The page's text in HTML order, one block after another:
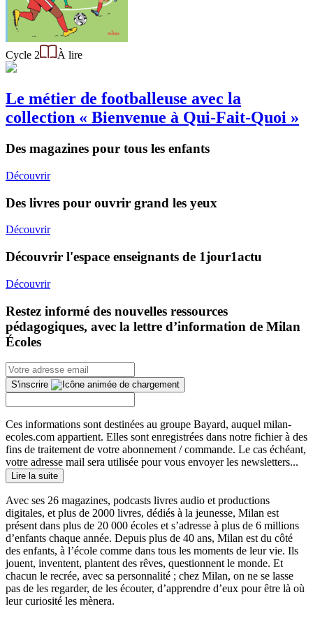
Cycle 2 À lire
Le métier de footballeuse avec la
collection « Bienvenue à Qui-Fait-Quoi »
Des magazines pour tous les enfants
Découvrir
Des livres pour ouvrir grand les yeux
Découvrir
Découvrir l'espace enseignants de 1jour1actu
Découvrir
Restez informé des nouvelles ressources
pédagogiques, avec la lettre d’information de Milan
Écoles
S'inscrire
Ces informations sont destinées au groupe Bayard, auquel milan-
ecoles.com appartient. Elles sont enregistrées dans notre fichier à des
fins de traitement de votre abonnement / commande. Le cas échéant,
votre adresse mail sera utilisée pour vous envoyer les newsletters...
Lire la suite
Avec ses 26 magazines, podcasts livres audio et productions
digitales, et plus de 2000 livres, dédiés à la jeunesse, Milan est
présent dans plus de 20 000 écoles et s’adresse à plus de 6 millions
d’enfants chaque année. Depuis plus de 40 ans, Milan est du côté
des enfants, à l’école comme dans tous les moments de leur vie. Ils
jouent, inventent, plantent des rêves, questionnent le monde. Et
chacun le recrée, avec sa personnalité ; chez Milan, on ne se lasse
pas de les regarder, de les écouter, d’apprendre d’eux pour être là où
leur curiosité les mènera.